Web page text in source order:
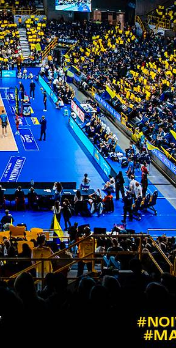
30/10/2023
per Amin
28/10/2023